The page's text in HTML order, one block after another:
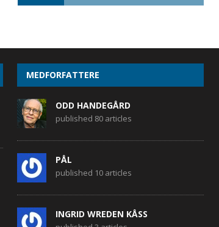
MEDFORFATTERE
ODD HANDEGÅRD
published 80 articles
PÅL
published 10 articles
INGRID WREDEN KÅSS